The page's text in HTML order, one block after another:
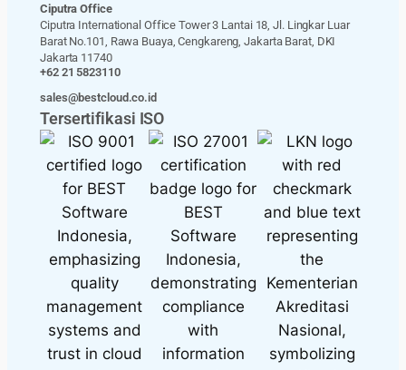
Ciputra Office
Ciputra International Office Tower 3 Lantai 18, Jl. Lingkar Luar
Barat No.101, Rawa Buaya, Cengkareng, Jakarta Barat, DKI
Jakarta 11740
+62 21 5823110
sales@bestcloud.co.id
Tersertifikasi ISO